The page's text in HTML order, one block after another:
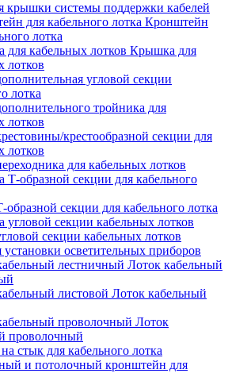
крышки системы поддержки кабелей
Кронштейн
лотка
Крышка для
лотков
угловой секции
лотка
тройника для
лотков
крестообразной секции для
лотков
для кабельных лотков
секции для кабельного лотка
секции кабельных лотков
установки осветительных приборов
Лоток кабельный
Лоток кабельный
Лоток
проволочный
стык для кабельного лотка